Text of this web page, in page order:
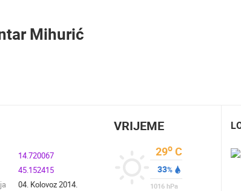
Mihurić
14.720067
45.152415
04. Kolovoz 2014.
VRIJEME
29o C
33%
1016 hPa